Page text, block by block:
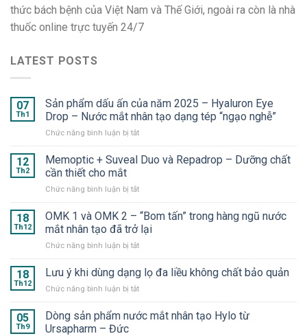
thức bách bệnh của Việt Nam và Thế Giới, ngoài ra còn là nhà
thuốc online trực tuyến 24/7
LATEST POSTS
07
Th1
Sản phẩm dấu ấn của năm 2025 – Hyaluron Eye
Drop – Nước mắt nhân tạo dạng tép “ngạo nghễ”
Chức năng bình luận bị tắtở
phẩm
của
2025
–
Hyaluron
Eye
–
tạo
12
Th2
Memoptic + Suveal Duo và Repadrop – Dưỡng chất
cần thiết cho mắt
Chức năng bình luận bị tắtở
+
Suveal
Duo
và
–
chất
thiết
18
Th12
OMK 1 và OMK 2 – “Bom tấn” trong hàng ngũ nước
mắt nhân tạo đã trở lại
Chức năng bình luận bị tắtở
và
OMK
–
18
Th12
Lưu ý khi dùng dạng lọ đa liều không chất bảo quản
Chức năng bình luận bị tắtở
ý
khi
05
Th9
Dòng sản phẩm nước mắt nhân tạo Hylo từ
Ursapharm – Đức